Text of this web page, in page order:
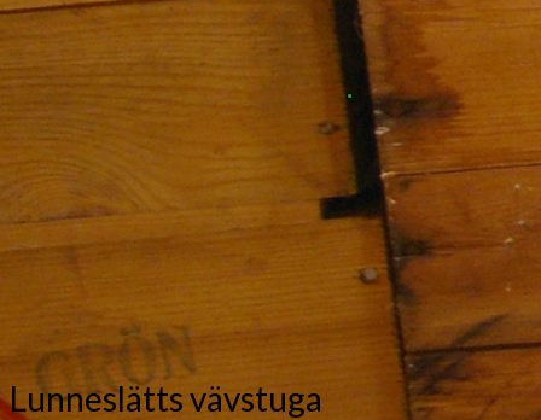
Lunneslätts vävstuga